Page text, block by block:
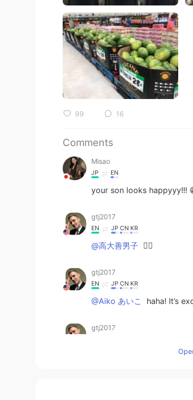
99 16
Comments
Misao
JP EN
your son looks happyyy!!!
gtj2017
EN JP CN KR
@高大善男子 👍🏻
gtj2017
EN JP CN KR
@Aiko あいこ haha! It’s
gtj2017
うん〜買いたい物